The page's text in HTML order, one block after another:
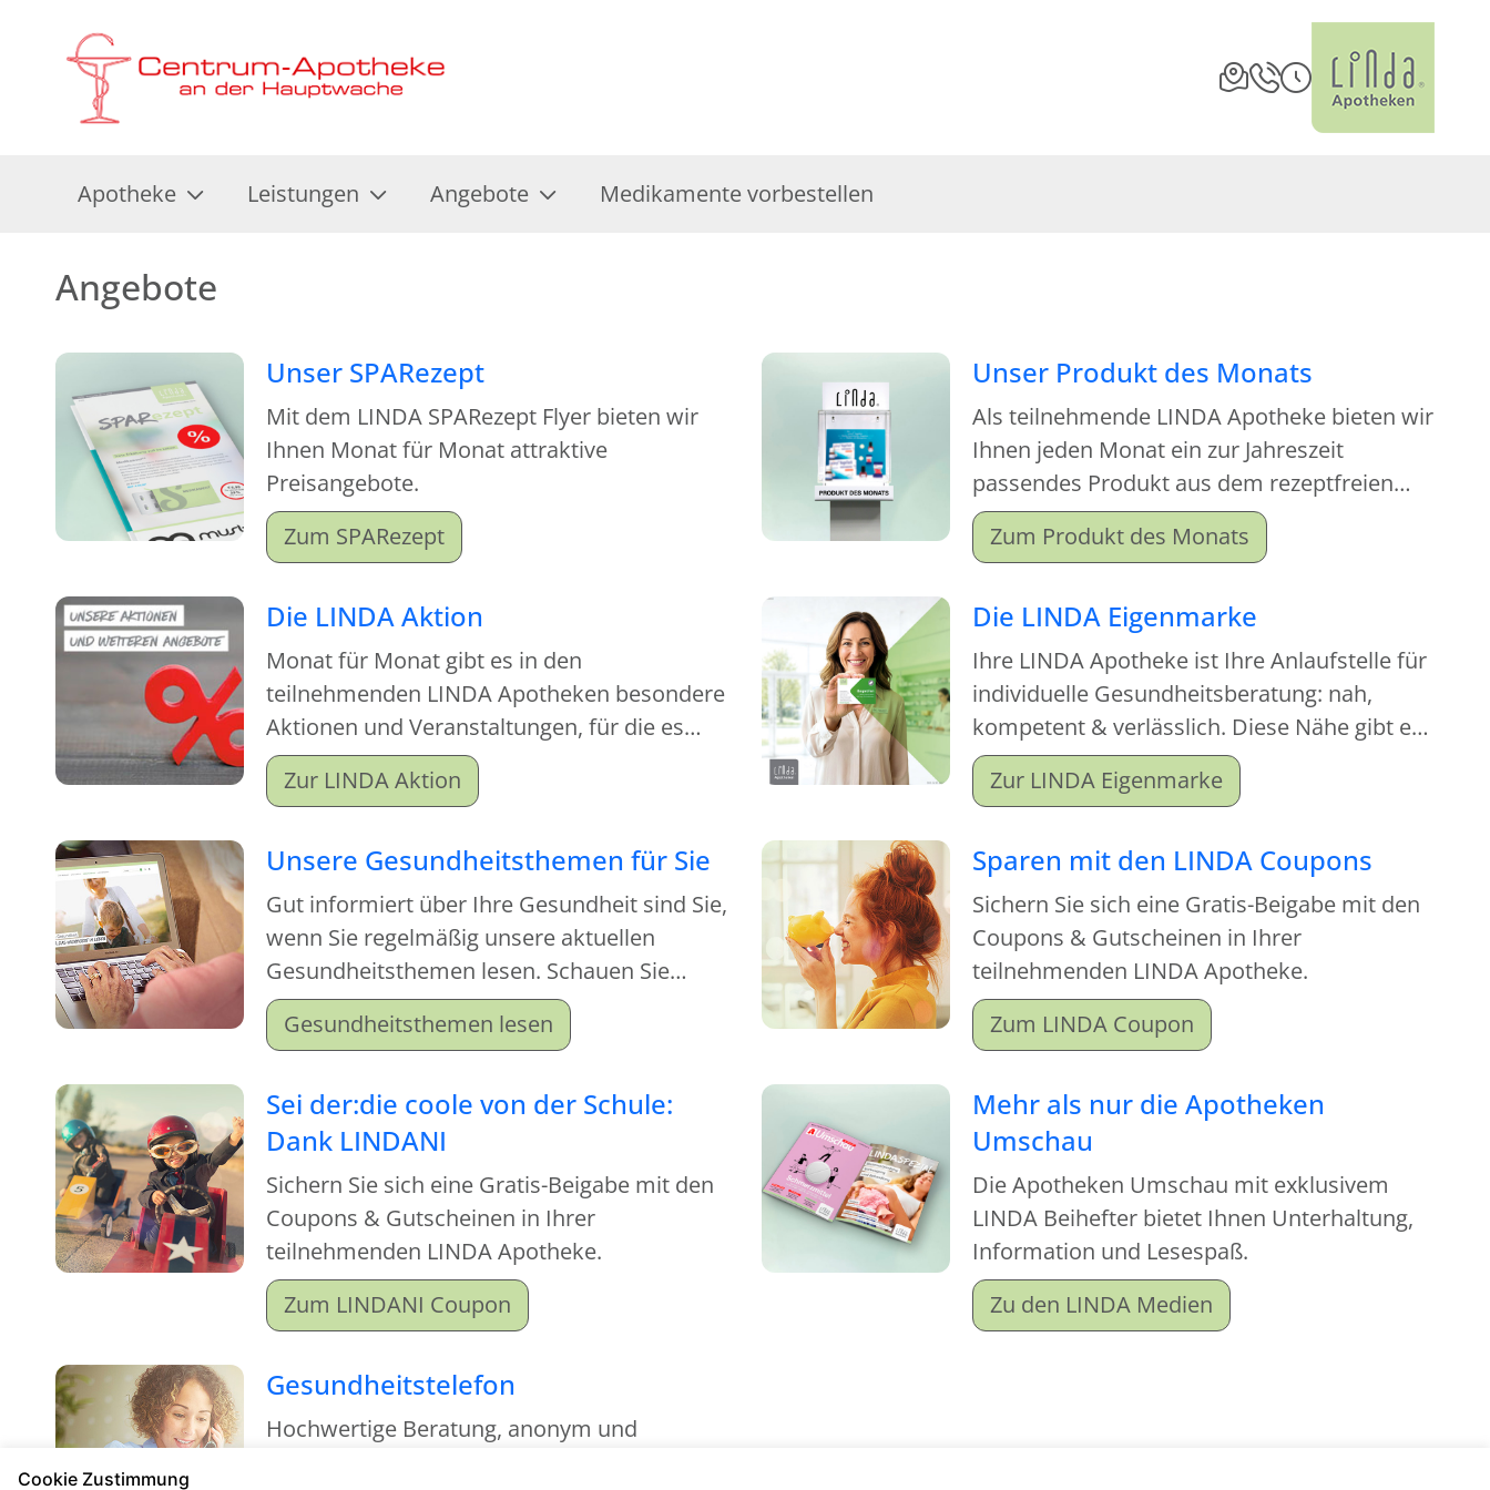
Apotheke Leistungen Angebote Medikamente vorbestellen
Angebote
Unser SPARezept
Mit dem LINDA SPARezept Flyer bieten wir
Ihnen Monat für Monat attraktive
Preisangebote.
Zum SPARezept
Unser Produkt des Monats
Als teilnehmende LINDA Apotheke bieten wir
Ihnen jeden Monat ein zur Jahreszeit
passendes Produkt aus dem rezeptfreien
Sortiment an. Beim Kauf dieses
Monatsproduktes erhalten Sie einen
Zum Produkt des Monats
Die LINDA Aktion
Monat für Monat gibt es in den
teilnehmenden LINDA Apotheken besondere
Aktionen und Veranstaltungen, für die es
sich lohnt, vorbeizukommen.
Zur LINDA Aktion
Die LINDA Eigenmarke
Ihre LINDA Apotheke ist Ihre Anlaufstelle für
individuelle Gesundheitsberatung: nah,
kompetent & verlässlich. Diese Nähe gibt es
jetzt auch für Ihre Hausapotheke!
Zur LINDA Eigenmarke
Unsere Gesundheitsthemen für Sie
Gut informiert über Ihre Gesundheit sind Sie,
wenn Sie regelmäßig unsere aktuellen
Gesundheitsthemen lesen. Schauen Sie
einfach mal rein und machen Sie sich schlau!
Gesundheitsthemen lesen
Sparen mit den LINDA Coupons
Sichern Sie sich eine Gratis-Beigabe mit den
Coupons & Gutscheinen in Ihrer
teilnehmenden LINDA Apotheke.
Zum LINDA Coupon
Sei der:die coole von der Schule:
Dank LINDANI
Sichern Sie sich eine Gratis-Beigabe mit den
Coupons & Gutscheinen in Ihrer
teilnehmenden LINDA Apotheke.
Zum LINDANI Coupon
Mehr als nur die Apotheken
Umschau
Die Apotheken Umschau mit exklusivem
LINDA Beihefter bietet Ihnen Unterhaltung,
Information und Lesespaß.
Zu den LINDA Medien
Gesundheitstelefon
Hochwertige Beratung, anonym und
Cookie Zustimmung